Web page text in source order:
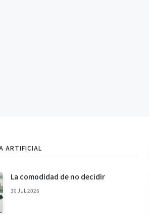
ARTIFICIAL
La comodidad de no decidir
30 JUL 2026